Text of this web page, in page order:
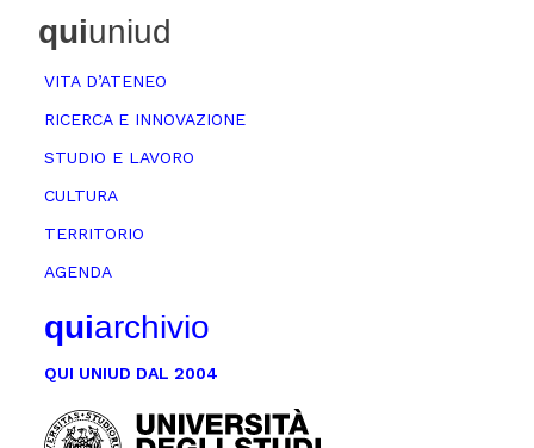
quiuniud
VITA D’ATENEO
RICERCA E INNOVAZIONE
STUDIO E LAVORO
CULTURA
TERRITORIO
AGENDA
quiarchivio
QUI UNIUD DAL 2004